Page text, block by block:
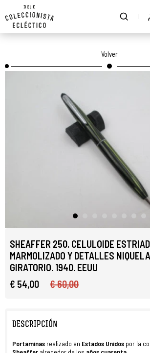
Volver
SHEAFFER 250. CELULOIDE
MARMOLIZADO Y DETALLES
GIRATORIO. 1940. EEUU
€ 54,00
€ 60,00
DESCRIPCIÓN
Portaminas realizado en Estados Unidos por la